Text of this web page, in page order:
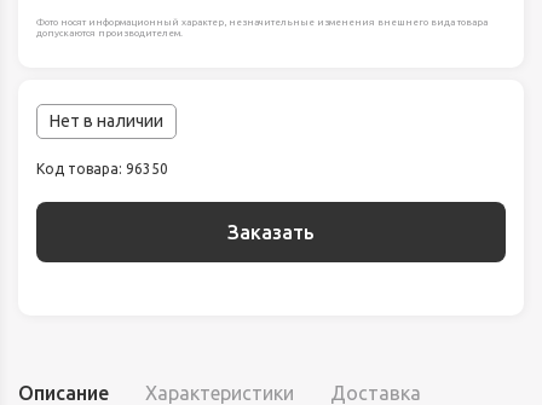
Фото носят информационный характер, незначительные изменения внешнего вида товара
допускаются производителем.
Нет в наличии
Код товара: 96350
Заказать
Описание Характеристики Доставка